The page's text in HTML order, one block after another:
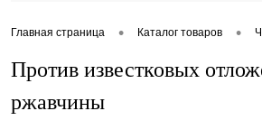
Главная страница • Каталог товаров •
Против известковых
ржавчины